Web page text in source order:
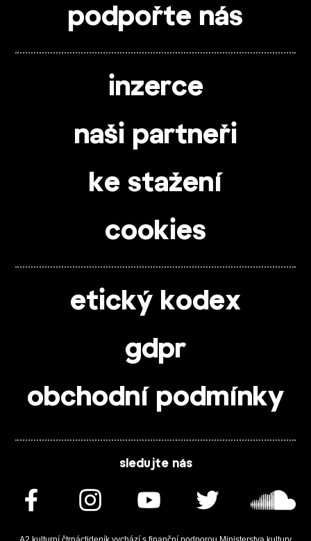
podpořte nás
inzerce
naši partneři
ke stažení
cookies
etický kodex
gdpr
obchodní podmínky
sledujte nás